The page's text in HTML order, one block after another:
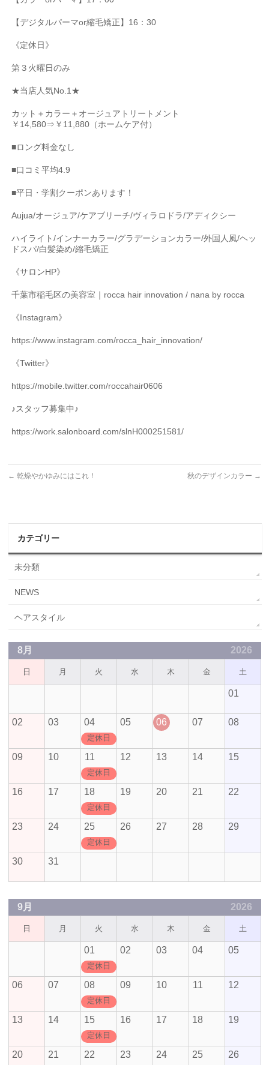
【デジタルパーマor縮毛矯正】 16 ：30
《定休日》
第３火曜日のみ
★当店人気No.1★
カット＋カラー＋オージュアトリートメント
￥ 14,580⇒￥ 11,880 （ホームケア付）
■ロング料金なし
■口コミ平均4.9
■平日・学割クーポンあります！
Aujua/オージュア/ケアブリーチ/ヴィラロドラ/アディクシー
ハイライト/インナーカラー/グラデーションカラー/外国人風/ヘッ
ドスパ/白髪染め/縮毛矯正
《サロンHP》
千葉市稲毛区の美容室｜ rocca hair innovation / nana by rocca
《Instagram》
https://www.instagram.com/rocca_hair_innovation/
《Twitter》
https://mobile.twitter.com/roccahair0606
♪スタッフ募集中♪
https://work.salonboard.com/slnH000251581/
← 乾燥やかゆみにはこれ！ 秋のデザインカラー →
カテゴリー
未分類
NEWS
ヘアスタイル
8月 2026
日 月 火 水 木 金 土
01
02 03 04
定休日
05 06 07 08
09 10 11
定休日
12 13 14 15
16 17 18
定休日
19 20 21 22
23 24 25
定休日
26 27 28 29
30 31
9月 2026
日 月 火 水 木 金 土
01
定休日
02 03 04 05
06 07 08
定休日
09 10 11 12
13 14 15
定休日
16 17 18 19
20 21 22 23 24 25 26